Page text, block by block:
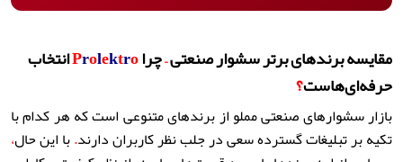
مقایسه برندهای برتر سشوار صنعتی–چرا Prolektro
انتخاب
حرفه‌ای‌هاست؟
بازار سشوارهای صنعتی مملو از برندهای متنوعی است که هر کدام با
تکیه بر تبلیغات گسترده سعی در جلب نظر کاربران دارند.با این حال،